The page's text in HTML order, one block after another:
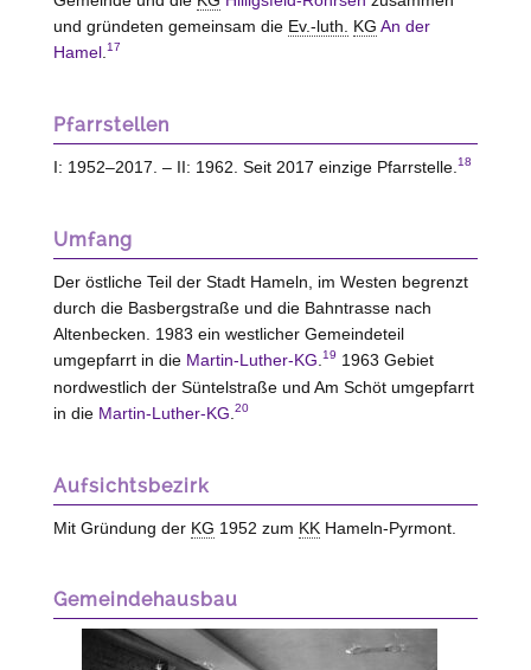
und gründeten gemeinsam die Ev.-luth. KG An der
Hamel. 17
Pfarrstellen
I: 1952–2017. – II: 1962. Seit 2017 einzige Pfarrstelle. 18
Umfang
Der östliche Teil der Stadt Hameln, im Westen begrenzt
durch die Basbergstraße und die Bahntrasse nach
Altenbecken. 1983 ein westlicher Gemeindeteil
umgepfarrt in die Martin-Luther-KG 19 1963 Gebiet
nordwestlich der Süntelstraße und Am Schöt umgepfarrt
in die Martin-Luther-KG 20
Aufsichtsbezirk
Mit Gründung der KG 1952 zum KKHameln-Pyrmont.
Gemeindehausbau